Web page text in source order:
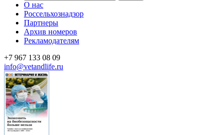
О нас
Россельхознадзор
Партнеры
Архив номеров
Рекламодателям
+7 967 133 08 09
info@vetandlife.ru